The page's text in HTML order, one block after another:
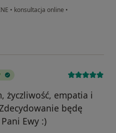
• konsultacja online •
życzliwość, empatia i
będę
Ewy :)